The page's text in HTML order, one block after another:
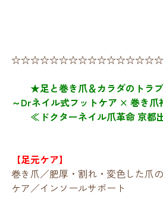
★足と巻き爪＆カラダのトラ
～Drネイル式フットケア × 巻き
≪ドクターネイル爪革命 京都
【足元ケア】
巻き爪／肥厚・割れ・変色した爪
ケア／インソールサポート